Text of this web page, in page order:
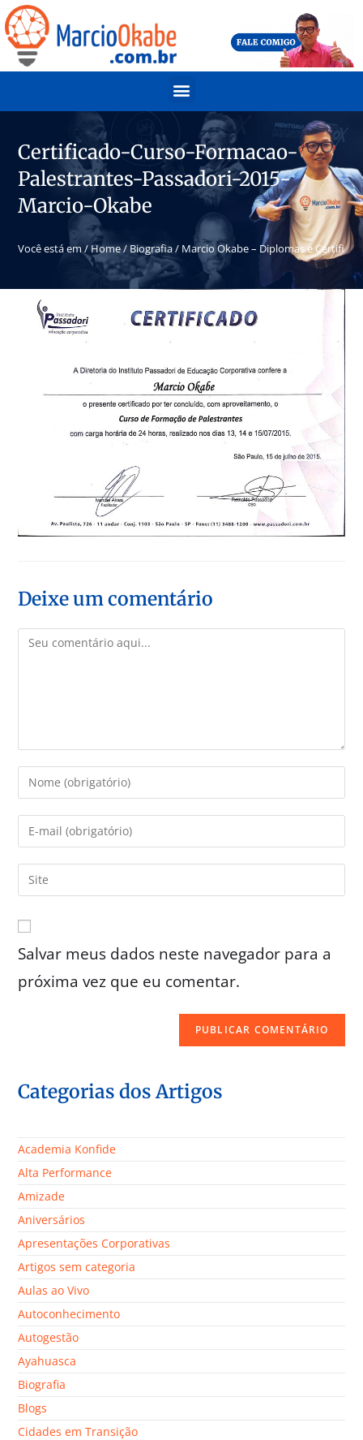
Certificado-Curso-Formacao-
Palestrantes-Passadori-2015-
Marcio-Okabe
Você está em / Home/ Biografia/ Marcio Okabe – Diplomas e
Deixe um comentário
Salvar meus dados neste navegador para a
próxima vez que eu comentar.
Categorias dos Artigos
Academia Konfide
Alta Performance
Amizade
Aniversários
Apresentações Corporativas
Artigos sem categoria
Aulas ao Vivo
Autoconhecimento
Autogestão
Ayahuasca
Biografia
Blogs
Cidades em Transição